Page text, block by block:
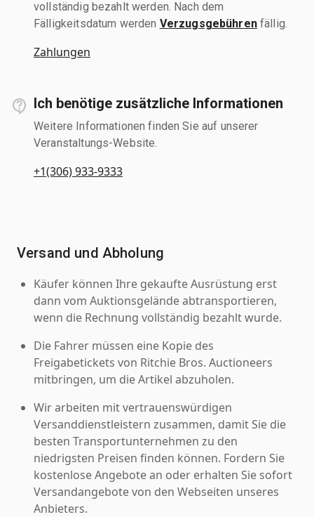
vollständig bezahlt werden. Nach dem
Fälligkeitsdatum werden Verzugsgebührenfällig.
Zahlungen
Ich benötige zusätzliche Informationen
Weitere Informationen finden Sie auf unserer
Veranstaltungs-Website.
+1(306) 933-9333
Versand und Abholung
Käufer können Ihre gekaufte Ausrüstung erst
dann vom Auktionsgelände abtransportieren,
wenn die Rechnung vollständig bezahlt wurde.
Die Fahrer müssen eine Kopie des
Freigabetickets von Ritchie Bros. Auctioneers
mitbringen, um die Artikel abzuholen.
Wir arbeiten mit vertrauenswürdigen
Versanddienstleistern zusammen, damit Sie die
besten Transportunternehmen zu den
niedrigsten Preisen finden können. Fordern Sie
kostenlose Angebote an oder erhalten Sie sofort
Versandangebote von den Webseiten unseres
Anbieters.